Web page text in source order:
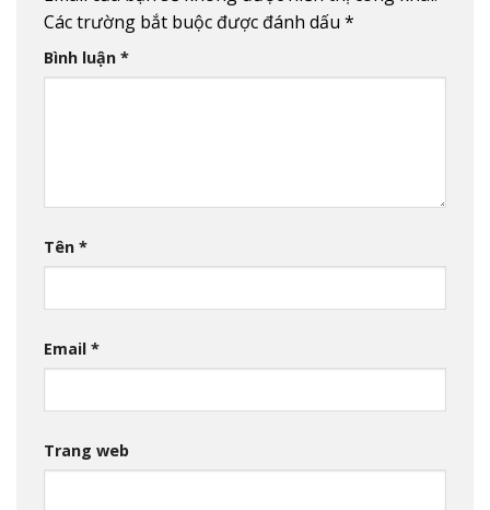
Các trường bắt buộc được đánh dấu *
Bình luận *
Tên *
Email *
Trang web